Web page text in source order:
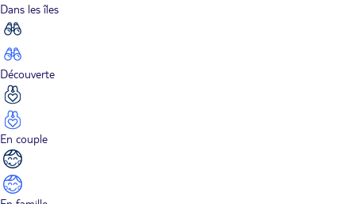
Dans les îles
Découverte
En couple